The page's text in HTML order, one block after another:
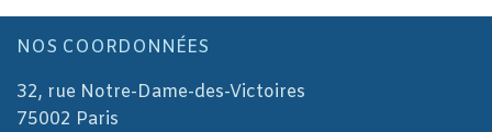
NOS COORDONNÉES
32, rue Notre-Dame-des-Victoires
75002 Paris